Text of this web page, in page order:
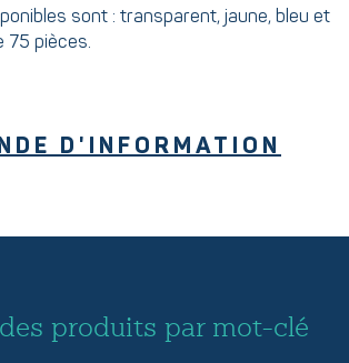
sont : transparent, jaune, bleu et
75 pièces.
D'INFORMATION
produits par mot-clé